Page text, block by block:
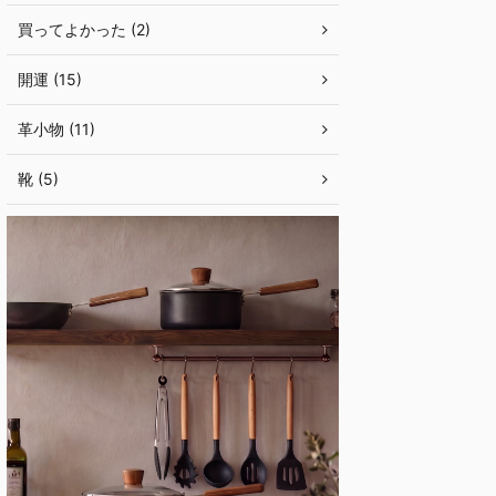
買ってよかった (2)
開運 (15)
革小物 (11)
靴 (5)